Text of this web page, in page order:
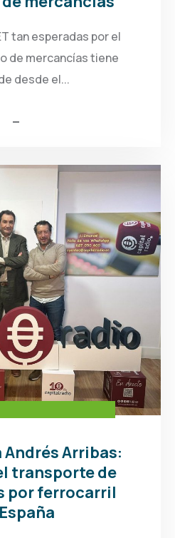
tan esperadas por el
de mercancías tiene
desde el...
Arribas:
transporte de
por ferrocarril